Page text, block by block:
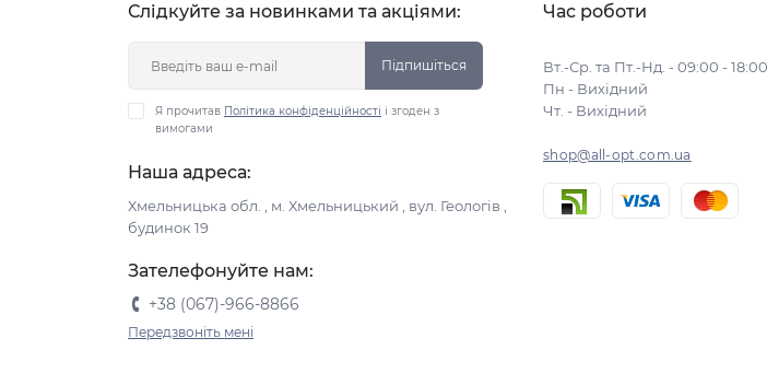
Слідкуйте за новинками та акціями:
Підпишіться
Я прочитав Політика конфіденційності і згоден з
вимогами
Наша адреса:
Хмельницька обл. , м. Хмельницький , вул. Геологів ,
будинок 19
Зателефонуйте нам:
+38 (067)-966-8866
Передзвоніть мені
Час роботи
Вт.-Ср. та Пт.-Нд. - 09:00 - 18:00
Пн - Вихідний
Чт. - Вихідний
shop@all-opt.com.ua